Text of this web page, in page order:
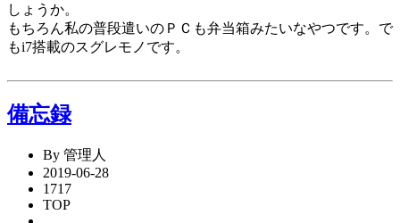
しょうか。
もちろん私の普段遣いのＰＣも弁当箱みたいなやつです。で
もi7搭載のスグレモノです。
備忘録
By 管理人
2019-06-28
1717
TOP